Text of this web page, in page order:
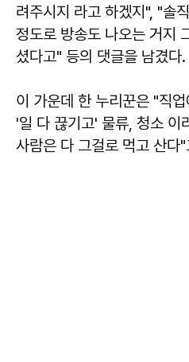
려주시지 라고 하겠지", "솔
정도로 방송도 나오는 거지
셨다고" 등의 댓글을 남겼다.
이 가운데 한 누리꾼은 "직
'일 다 끊기고' 물류, 청소 이
사람은 다 그걸로 먹고 산다